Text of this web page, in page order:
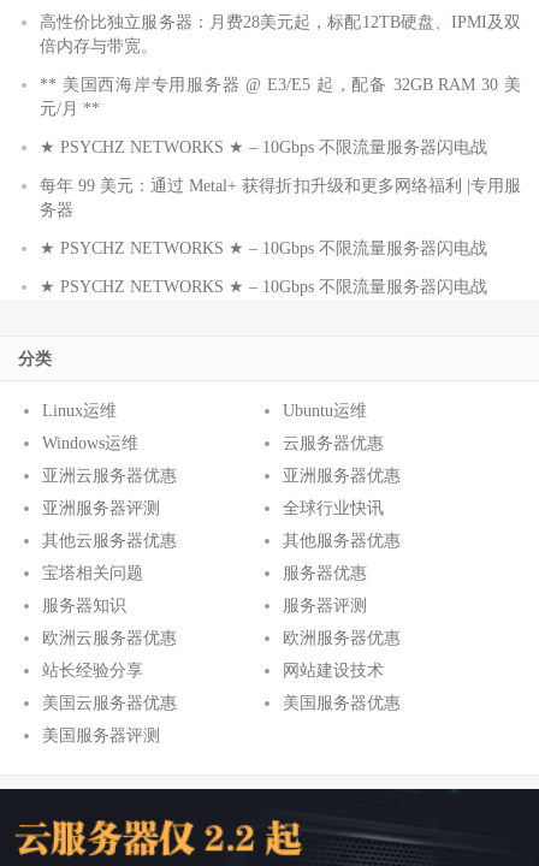
高性价比独立服务器：月费28美元起，标配12TB硬盘、IPMI及双
倍内存与带宽。
** 美国西海岸专用服务器 @ E3/E5 起，配备 32GB RAM 30 美
元/月 **
★ PSYCHZ NETWORKS ★ – 10Gbps 不限流量服务器闪电战
每年 99 美元：通过 Metal+ 获得折扣升级和更多网络福利 |专用服
务器
★ PSYCHZ NETWORKS ★ – 10Gbps 不限流量服务器闪电战
★ PSYCHZ NETWORKS ★ – 10Gbps 不限流量服务器闪电战
分类
Linux运维
Ubuntu运维
Windows运维
云服务器优惠
亚洲云服务器优惠
亚洲服务器优惠
亚洲服务器评测
全球行业快讯
其他云服务器优惠
其他服务器优惠
宝塔相关问题
服务器优惠
服务器知识
服务器评测
欧洲云服务器优惠
欧洲服务器优惠
站长经验分享
网站建设技术
美国云服务器优惠
美国服务器优惠
美国服务器评测